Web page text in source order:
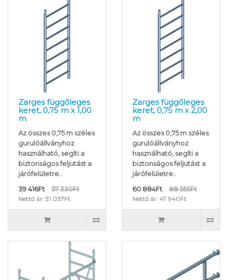
Zarges függőleges
keret, 0,75 m x 1,00
m
Az összes 0,75 m széles
gurulóállványhoz
használható, segíti a
biztonságos feljutást a
járófelületre..
39 416Ft
57 330Ft
Nettó ár: 31 037Ft
Zarges függőleges
keret, 0,75 m x 2,00
m
Az összes 0,75 m széles
gurulóállványhoz
használható, segíti a
biztonságos feljutást a
járófelületre..
60 884Ft
88 555Ft
Nettó ár: 47 940Ft